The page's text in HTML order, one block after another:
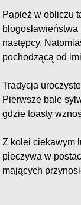
Papież w obliczu
błogosławieństwa
następcy.
pochodzącą od
Tradycja
Pierwsze bale
gdzie toasty
Z kolei ciekawym
pieczywa w
mających